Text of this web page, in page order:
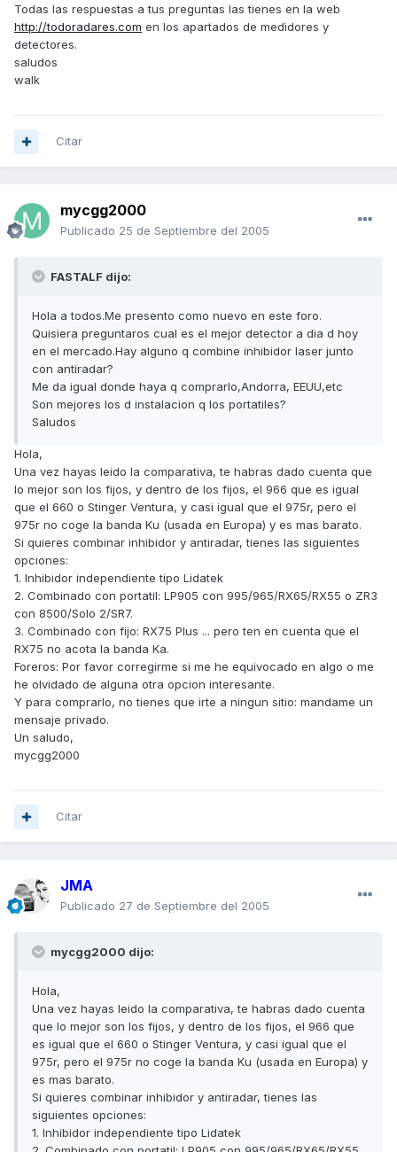
Todas las respuestas a tus preguntas las tienes en la web
http://todoradares.com en los apartados de medidores y
detectores.
saludos
walk
Citar
mycgg2000
Publicado 25 de Septiembre del 2005
FASTALF dijo:
Hola a todos.Me presento como nuevo en este foro.
Quisiera preguntaros cual es el mejor detector a dia d hoy
en el mercado.Hay alguno q combine inhibidor laser junto
con antiradar?
Me da igual donde haya q comprarlo,Andorra, EEUU,etc
Son mejores los d instalacion q los portatiles?
Saludos
Hola,
Una vez hayas leido la comparativa, te habras dado cuenta que
lo mejor son los fijos, y dentro de los fijos, el 966 que es igual
que el 660 o Stinger Ventura, y casi igual que el 975r, pero el
975r no coge la banda Ku (usada en Europa) y es mas barato.
Si quieres combinar inhibidor y antiradar, tienes las siguientes
opciones:
1. Inhibidor independiente tipo Lidatek
2. Combinado con portatil: LP905 con 995/965/RX65/RX55 o ZR3
con 8500/Solo 2/SR7.
3. Combinado con fijo: RX75 Plus ... pero ten en cuenta que el
RX75 no acota la banda Ka.
Foreros: Por favor corregirme si me he equivocado en algo o me
he olvidado de alguna otra opcion interesante.
Y para comprarlo, no tienes que irte a ningun sitio: mandame un
mensaje privado.
Un saludo,
mycgg2000
Citar
JMA
Publicado 27 de Septiembre del 2005
mycgg2000 dijo:
Hola,
Una vez hayas leido la comparativa, te habras dado cuenta
que lo mejor son los fijos, y dentro de los fijos, el 966 que
es igual que el 660 o Stinger Ventura, y casi igual que el
975r, pero el 975r no coge la banda Ku (usada en Europa) y
es mas barato.
Si quieres combinar inhibidor y antiradar, tienes las
siguientes opciones:
1. Inhibidor independiente tipo Lidatek